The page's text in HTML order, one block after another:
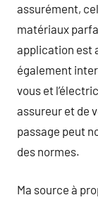
assurément,
matériaux
application est
également
vous et
assureur et de
passage peut
des normes.
Ma source à